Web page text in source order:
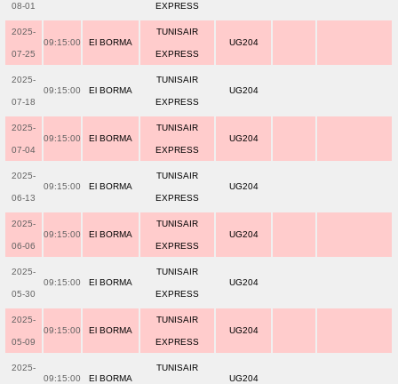
08-01 EXPRESS
2025-
07-25
09:15:00 El BORMA
TUNISAIR
EXPRESS
UG204
2025-
07-18
09:15:00 El BORMA
TUNISAIR
EXPRESS
UG204
2025-
07-04
09:15:00 El BORMA
TUNISAIR
EXPRESS
UG204
2025-
06-13
09:15:00 El BORMA
TUNISAIR
EXPRESS
UG204
2025-
06-06
09:15:00 El BORMA
TUNISAIR
EXPRESS
UG204
2025-
05-30
09:15:00 El BORMA
TUNISAIR
EXPRESS
UG204
2025-
05-09
09:15:00 El BORMA
TUNISAIR
EXPRESS
UG204
2025-
09:15:00 El BORMA
TUNISAIR
UG204